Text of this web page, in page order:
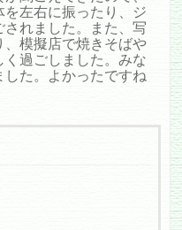
左右に振ったり、ジ
れました。また、写
模擬店で焼きそばや
過ごしました。みな
た。よかったですね